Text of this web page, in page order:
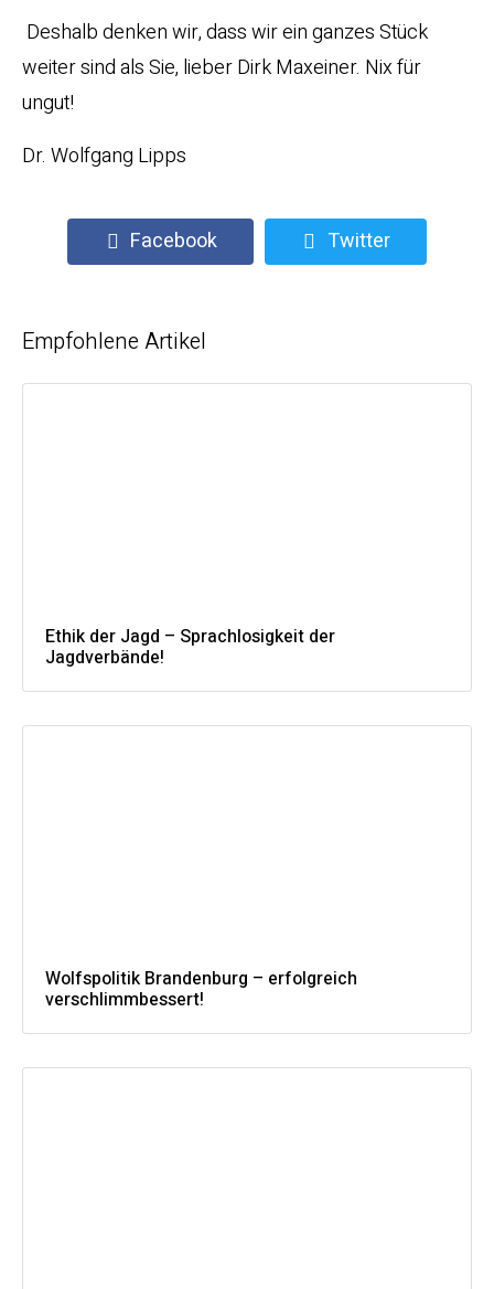
Deshalb denken wir, dass wir ein ganzes Stück
weiter sind als Sie, lieber Dirk Maxeiner. Nix für
ungut!
Dr. Wolfgang Lipps
Facebook Twitter
Empfohlene Artikel
Ethik der Jagd – Sprachlosigkeit der
Jagdverbände!
Wolfspolitik Brandenburg – erfolgreich
verschlimmbessert!